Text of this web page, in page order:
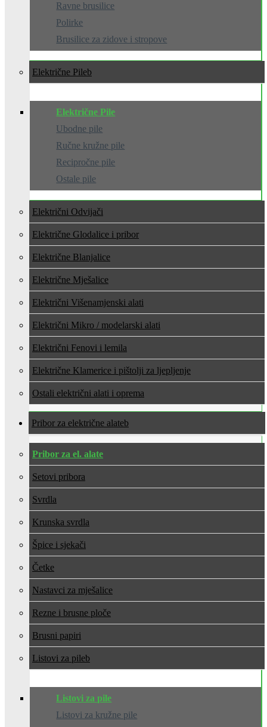
Ravne brusilice
Polirke
Brusilice za zidove i stropove
Električne Pile
Električne Pile
Ubodne pile
Ručne kružne pile
Recipročne pile
Ostale pile
Električni Odvijači
Električne Glodalice i pribor
Električne Blanjalice
Električne Mješalice
Električni Višenamjenski alati
Električni Mikro / modelarski alati
Električni Fenovi i lemila
Električne Klamerice i pištolji za ljepljenje
Ostali električni alati i oprema
Pribor za električne alate
Pribor za el. alate
Setovi pribora
Svrdla
Krunska svrdla
Špice i sjekači
Četke
Nastavci za mješalice
Rezne i brusne ploče
Brusni papiri
Listovi za pile
Listovi za pile
Listovi za kružne pile